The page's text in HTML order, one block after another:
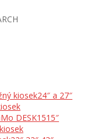
kiosek24″ a 27″
DESK1515″